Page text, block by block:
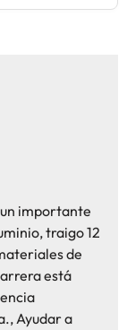
importante
traigo 12
de
está
Ayudar a